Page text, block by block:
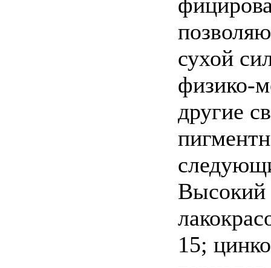
сухой
физико-
другие
Высокий
15;